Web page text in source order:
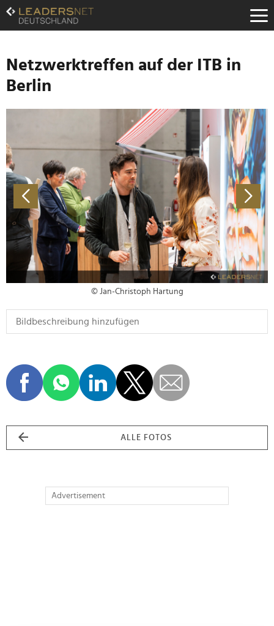
Zum
Inhalt
Zur
Navigation
Zur
Hauptnavigation
Netzwerktreffen auf der ITB in
Berlin
© Jan-Christoph Hartung
ALLE FOTOS
Advertisement